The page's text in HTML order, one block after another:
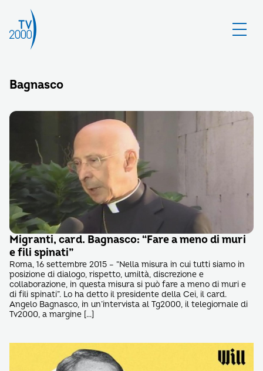
Bagnasco
Migranti, card. Bagnasco: “Fare a meno di muri
e fili spinati”
Roma, 16 settembre 2015 – “Nella misura in cui tutti siamo in
posizione di dialogo, rispetto, umiltà, discrezione e
collaborazione, in questa misura si può fare a meno di muri e
di fili spinati”. Lo ha detto il presidente della Cei, il card.
Angelo Bagnasco, in un’intervista al Tg2000, il telegiornale di
Tv2000, a margine […]